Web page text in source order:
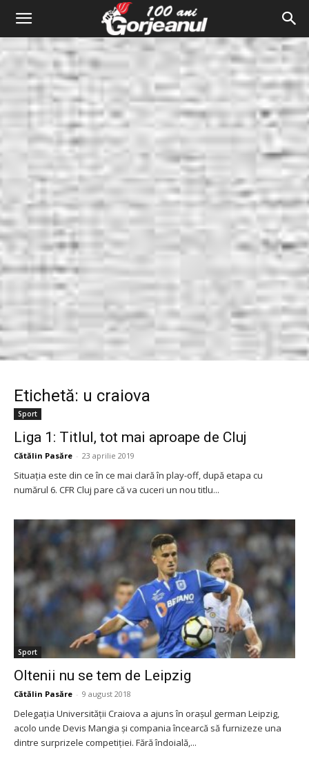
Etichetă: u craiova
Sport
Liga 1: Titlul, tot mai aproape de Cluj
Cătălin Pasăre - 23 aprilie 2019
Situaţia este din ce în ce mai clară în play-off, după etapa cu
numărul 6. CFR Cluj pare că va cuceri un nou titlu...
Sport
Oltenii nu se tem de Leipzig
Cătălin Pasăre - 9 august 2018
Delegaţia Universităţii Craiova a ajuns în oraşul german Leipzig,
acolo unde Devis Mangia şi compania încearcă să furnizeze una
dintre surprizele competiţiei. Fără îndoială,...